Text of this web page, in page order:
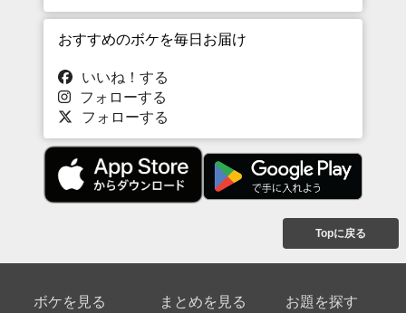
おすすめのボケを毎日お届け
いいね！する
フォローする
フォローする
Topに戻る
ボケを見る まとめを見る お題を探す